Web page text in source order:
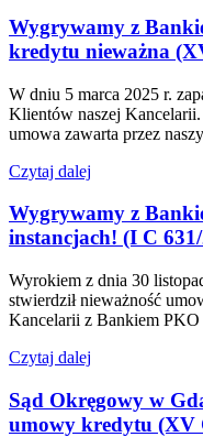
Wygrywamy z
kredytu nieważna
W dniu 5 marca 2025 r.
Klientów naszej
umowa zawarta przez
Czytaj dalej
Wygrywamy z
instancjach! (I C
Wyrokiem z dnia 30
stwierdził nieważność
Kancelarii z Bankiem
Czytaj dalej
Sąd Okręgowy w
umowy kredytu (XV